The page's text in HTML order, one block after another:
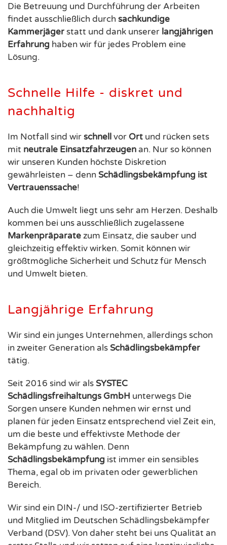
Die Betreuung und Durchführung der Arbeiten
findet ausschließlich durch sachkundige
Kammerjägerstatt und dank unserer langjährigen
Erfahrung haben wir für jedes Problem eine
Lösung.
Schnelle Hilfe - diskret und
nachhaltig
Im Notfall sind wirschnellvor Ort und rücken sets
mit neutrale Einsatzfahrzeugenan. Nur so können
wir unseren Kunden höchste Diskretion
gewährleisten – denn Schädlingsbekämpfung ist
Vertrauenssache!
Auch die Umwelt liegt uns sehr am Herzen. Deshalb
kommen bei uns ausschließlich zugelassene
Markenpräparatezum Einsatz, die sauber und
gleichzeitig effektiv wirken. Somit können wir
größtmögliche Sicherheit und Schutz für Mensch
und Umwelt bieten.
Langjährige Erfahrung
Wir sind ein junges Unternehmen, allerdings schon
in zweiter Generation als Schädlingsbekämpfer
tätig.
Seit 2016 sind wir als SYSTEC
Schädlingsfreihaltungs GmbH unterwegs Die
Sorgen unsere Kunden nehmen wir ernst und
planen für jeden Einsatz entsprechend viel Zeit ein,
um die beste und effektivste Methode der
Bekämpfung zu wählen. Denn
Schädlingsbekämpfung ist immer ein sensibles
Thema, egal ob im privaten oder gewerblichen
Bereich.
Wir sind ein DIN-/ und ISO-zertifizierter Betrieb
und Mitglied im Deutschen Schädlingsbekämpfer
Verband (DSV). Von daher steht bei uns Qualität an